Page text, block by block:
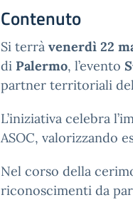
Contenuto
Si terrà venerdì 22
di Palermo, l’evento
partner territoriali
L’iniziativa celebra
ASOC, valorizzando
Nel corso della
riconoscimenti da